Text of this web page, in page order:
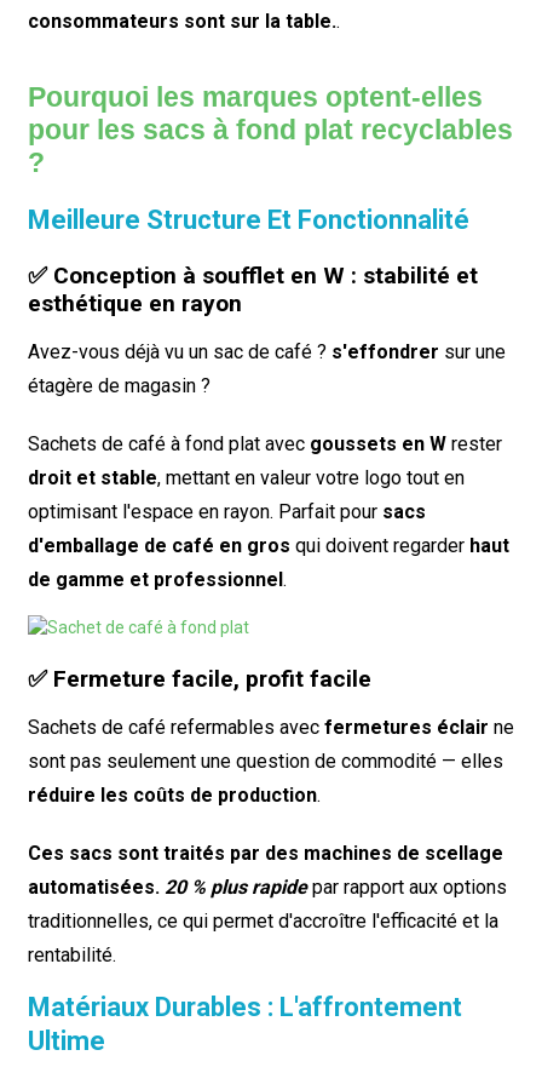
consommateurs sont sur la table..
Pourquoi les marques optent-elles
pour les sacs à fond plat recyclables
?
Meilleure Structure Et Fonctionnalité
✅ Conception à soufflet en W : stabilité et
esthétique en rayon
Avez-vous déjà vu un sac de café ? s'effondrer sur une
étagère de magasin ?
Sachets de café à fond plat avec goussets en Wrester
droit et stable, mettant en valeur votre logo tout en
optimisant l'espace en rayon. Parfait pour sacs
d'emballage de café en gros qui doivent regarder haut
de gamme et professionnel.
✅ Fermeture facile, profit facile
Sachets de café refermables avec fermetures éclair ne
sont pas seulement une question de commodité — elles
réduire les coûts de production.
Ces sacs sont traités par des machines de scellage
automatisées. 20 % plus rapidepar rapport aux options
traditionnelles, ce qui permet d'accroître l'efficacité et la
rentabilité.
Matériaux Durables : L'affrontement
Ultime